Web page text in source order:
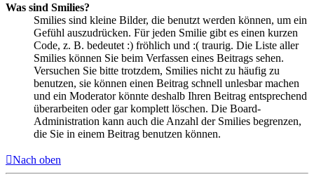
Was sind Smilies?
Smilies sind kleine Bilder, die benutzt werden können, um ein
Gefühl auszudrücken. Für jeden Smilie gibt es einen kurzen
Code, z. B. bedeutet :) fröhlich und :( traurig. Die Liste aller
Smilies können Sie beim Verfassen eines Beitrags sehen.
Versuchen Sie bitte trotzdem, Smilies nicht zu häufig zu
benutzen, sie können einen Beitrag schnell unlesbar machen
und ein Moderator könnte deshalb Ihren Beitrag entsprechend
überarbeiten oder gar komplett löschen. Die Board-
Administration kann auch die Anzahl der Smilies begrenzen,
die Sie in einem Beitrag benutzen können.
Nach oben